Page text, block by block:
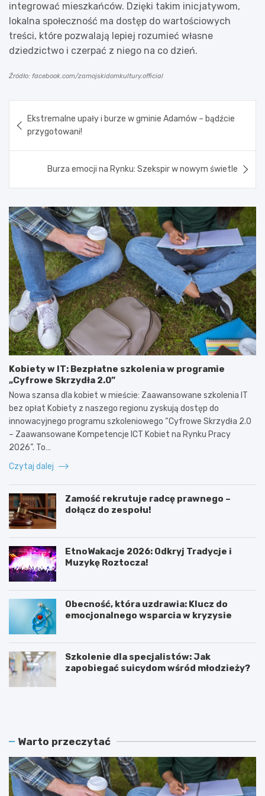
integrować mieszkańców. Dzięki takim inicjatywom,
lokalna społeczność ma dostęp do wartościowych
treści, które pozwalają lepiej rozumieć własne
dziedzictwo i czerpać z niego na co dzień.
Źródło: facebook.com/zamojskidomkultury.official
wpisu
Ekstremalne upały i burze w gminie Adamów – bądźcie
przygotowani!
Burza emocji na Rynku: Szekspir w nowym świetle
Kobiety w IT: Bezpłatne szkolenia w programie
„Cyfrowe Skrzydła 2.0”
Nowa szansa dla kobiet w mieście: Zaawansowane szkolenia IT
bez opłat Kobiety z naszego regionu zyskują dostęp do
innowacyjnego programu szkoleniowego “Cyfrowe Skrzydła 2.0
– Zaawansowane Kompetencje ICT Kobiet na Rynku Pracy
2026”. To…
Czytaj dalej
Zamość rekrutuje radcę prawnego –
dołącz do zespołu!
EtnoWakacje 2026: Odkryj Tradycje i
Muzykę Roztocza!
Obecność, która uzdrawia: Klucz do
emocjonalnego wsparcia w kryzysie
Szkolenie dla specjalistów: Jak
zapobiegać suicydom wśród młodzieży?
K
t
w
I
T
Z
ć
e
k
r
Warto przeczytać